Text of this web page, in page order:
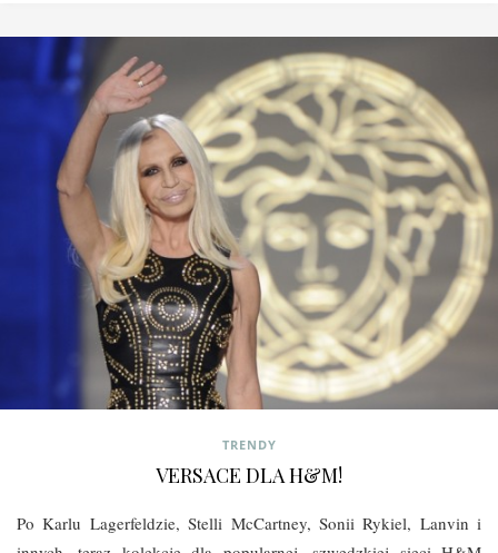
TRENDY
VERSACE DLA H&M!
Po Karlu Lagerfeldzie, Stelli McCartney, Sonii Rykiel, Lanvin i